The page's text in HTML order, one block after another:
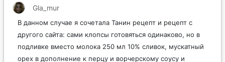
Gla_mur
В данном случае я сочетала Танин рецепт и рецепт с
другого сайта: сами клопсы готовяться одинаково, но в
подливке вместо молока 250 мл 10% сливок, мускатный
орех в дополнение к перцу и ворчерскому соусу и